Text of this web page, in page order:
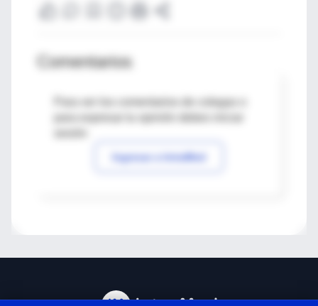
Comentarios
Para ver los comentarios de colegas o
Ingresar a IntraMed